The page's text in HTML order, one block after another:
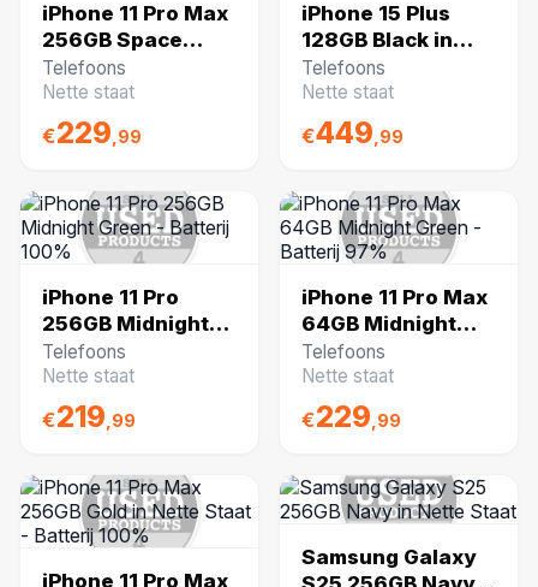
iPhone 11 Pro Max
256GB Space
Gray - Batterij
85%
Telefoons
Nette staat
€229 ,99
iPhone 15 Plus
128GB Black in
Goede Staat -
Batterij 86%
Telefoons
Nette staat
€449 ,99
iPhone 11 Pro
256GB Midnight
Green - Batterij
100%
Telefoons
Nette staat
€219 ,99
iPhone 11 Pro Max
64GB Midnight
Green - Batterij
97%
Telefoons
Nette staat
€229 ,99
iPhone 11 Pro Max
Samsung Galaxy